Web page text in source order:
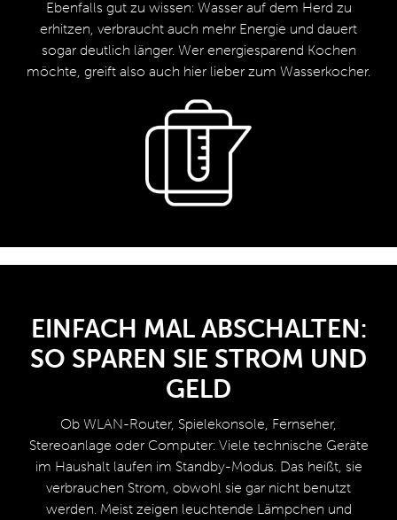
Ebenfalls gut zu wissen: Wasser auf dem Herd zu
erhitzen, verbraucht auch mehr Energie und dauert
sogar deutlich länger. Wer energiesparend Kochen
möchte, greift also auch hier lieber zum Wasserkocher.
EINFACH MAL ABSCHALTEN:
SO SPAREN SIE STROM UND
GELD
Ob WLAN-Router, Spielekonsole, Fernseher,
Stereoanlage oder Computer: Viele technische Geräte
im Haushalt laufen im Standby-Modus. Das heißt, sie
verbrauchen Strom, obwohl sie gar nicht benutzt
werden. Meist zeigen leuchtende Lämpchen und